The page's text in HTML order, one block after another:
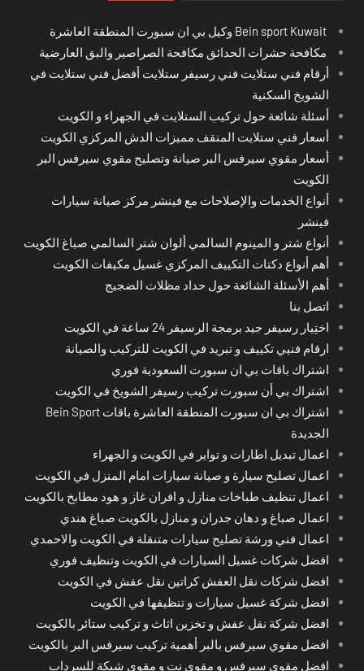
مكافحة حشرات الحدائق مكافحة الصراصير والبق العارضية
أرقام فني ستلايت فني رسيفر ستلايت أفضل فني ستلايت في
الشويخ السكنية
أسئلة شائعة حول تركيب الستلايت في الجهراء و الكويت
أسعار فني ستلايت المنقف مميزات الدش المركزي الكويت
أسعار مقوي سيرفس البر صيانة وتصليح مقوي سيرفس البر
الكويت
أنواع الخدمات والإصلاحات مع فينشر مركز صيانة سيارات
فينشر
أنواع شتر و المينوم السالمي ألوان شتر السالمي صباغ الكويت
أهم أنواع دكتات التكييف المركزي غسيل مكيفات الكويت
أهم الأسئلة الشائعة حول حداد مظلات الضجيج
اتصل بنا
اختِيار رسيفر جيد برمجة الرسيفر 24 ساعة في الكويت
ارقام فنيي تكييف و تبريد في الكويت للتركيب والصيانة
اشتراك باقات بي ان سبورت السعودية فوري
اشتراك بي أن سبورت تركيب رسيفر الشويخ في الكويت
اشتراك بي ان سبورت المنطقة العاشرة باقات Bein Sport
الجديدة
اعمال تبديل اطارات و تواير في الكويت و الجهراء
اعمال تصليح سيارة و صيانة سيارات امام المنزل في الكويت
اعمال تنظيف طباخات منازل و افران غاز و هود مطابخ بالكويت
اعمال صباغ و دهان جدران و منازل بالكويت صباغ هندي
اعمال فني ورشة تصليح سيارات متنقلة في الكويت والاحمدي
افضل شركات غسيل السيارات في الكويت وتنظيف فوري
افضل شركات نقل العفش كراتين نقل عفش في الكويت
افضل شركة غسيل سيارات و تنظيفها في الكويت
افضل شركة نقل عفش و تخزين اثاث و تركيب ستائر بالكويت
افضل مقوي سيرفس بالبر أهمية تركيب سيرفس البر بالكويت
افضل مقوي سيرفس و مقوي نت و مقوي شبكة للسرداب